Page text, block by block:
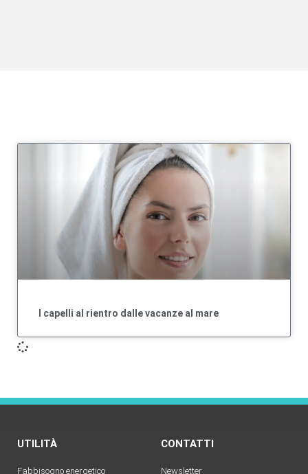
I capelli al rientro dalle vacanze al mare
UTILITÀ
Fabbisogno energetico
CONTATTI
Newsletter